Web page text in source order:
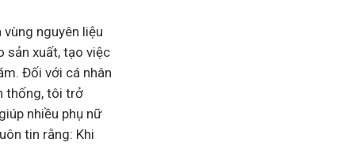
nguyên liệu
sản xuất, tạo việc
Đối với cá nhân
thống, tôi trở
nhiều phụ nữ
tin rằng: Khi